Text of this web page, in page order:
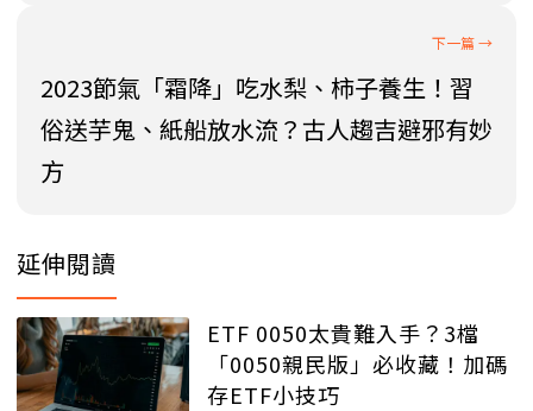
2023節氣「霜降」吃水梨、柿子養生！習
俗送芋鬼、紙船放水流？古人趨吉避邪有妙
方
延伸閱讀
ETF 0050太貴難入手？3檔
「0050親民版」必收藏！加碼
存ETF小技巧